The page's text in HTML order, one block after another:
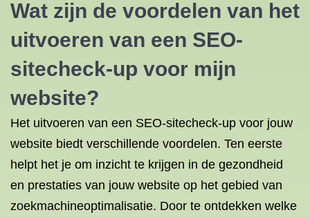
Wat zijn de voordelen van het
uitvoeren van een SEO-
sitecheck-up voor mijn
website?
Het uitvoeren van een SEO-sitecheck-up voor jouw
website biedt verschillende voordelen. Ten eerste
helpt het je om inzicht te krijgen in de gezondheid
en prestaties van jouw website op het gebied van
zoekmachineoptimalisatie. Door te ontdekken welke